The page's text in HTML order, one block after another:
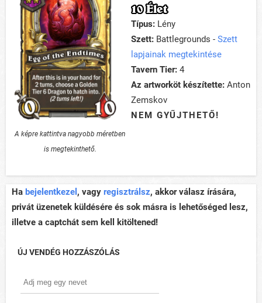
A képre kattintva nagyobb méretben
is megtekinthető.
10 Élet
Típus: Lény
Szett: Battlegrounds - Szett
lapjainak megtekintése
Tavern Tier: 4
Az artworköt készítette: Anton
Zemskov
NEM GYŰJTHETŐ!
Ha bejelentkezel , vagy regisztrálsz, akkor válasz írására,
privát üzenetek küldésére és sok másra is lehetőséged lesz,
illetve a captchát sem kell kitöltened!
ÚJ VENDÉG HOZZÁSZÓLÁS